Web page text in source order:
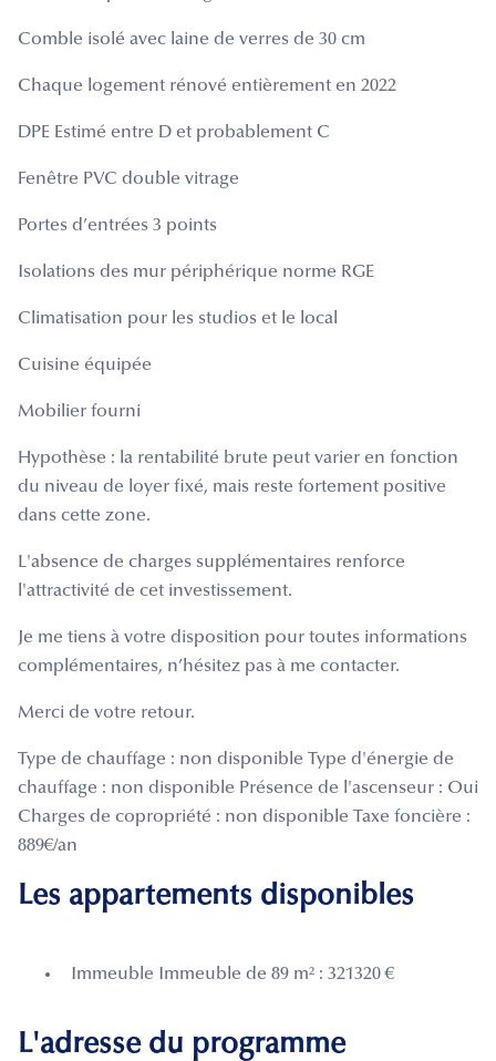
Comble isolé avec laine de verres de 30 cm
Chaque logement rénové entièrement en 2022
DPE Estimé entre D et probablement C
Fenêtre PVC double vitrage
Portes d’entrées 3 points
Isolations des mur périphérique norme RGE
Climatisation pour les studios et le local
Cuisine équipée
Mobilier fourni
Hypothèse : la rentabilité brute peut varier en fonction
du niveau de loyer fixé, mais reste fortement positive
dans cette zone.
L'absence de charges supplémentaires renforce
l'attractivité de cet investissement.
Je me tiens à votre disposition pour toutes informations
complémentaires, n’hésitez pas à me contacter.
Merci de votre retour.
Type de chauffage : non disponible Type d'énergie de
chauffage : non disponible Présence de l'ascenseur : Oui
Charges de copropriété : non disponible Taxe foncière :
889€/an
Les appartements disponibles
Immeuble Immeuble de 89 m² : 321320 €
L'adresse du programme